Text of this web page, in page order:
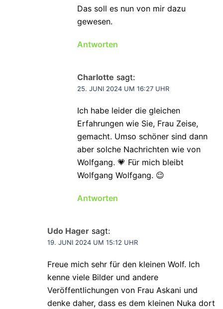
Das soll es nun von mir dazu
gewesen.
Antworten
Charlotte sagt:
25. JUNI 2024 UM 16:27 UHR
Ich habe leider die gleichen
Erfahrungen wie Sie, Frau Zeise,
gemacht. Umso schöner sind dann
aber solche Nachrichten wie von
Wolfgang. 💗 Für mich bleibt
Wolfgang Wolfgang. 😉
Antworten
Udo Hager sagt:
19. JUNI 2024 UM 15:12 UHR
Freue mich sehr für den kleinen Wolf. Ich
kenne viele Bilder und andere
Veröffentlichungen von Frau Askani und
denke daher, dass es dem kleinen Nuka dort